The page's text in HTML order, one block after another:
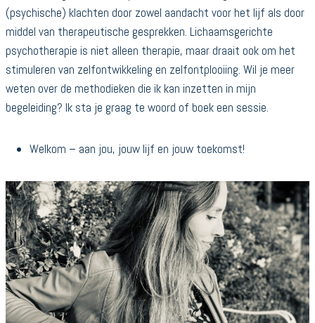
(psychische) klachten door zowel aandacht voor het lijf als door
middel van therapeutische gesprekken. Lichaamsgerichte
psychotherapie is niet alleen therapie, maar draait ook om het
stimuleren van zelfontwikkeling en zelfontplooiing. Wil je meer
weten over de methodieken die ik kan inzetten in mijn
begeleiding? Ik sta je graag te woord of boek een sessie.
Welkom – aan jou, jouw lijf en jouw toekomst!